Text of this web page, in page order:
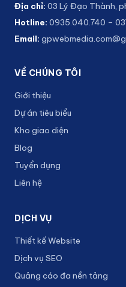
Địa chỉ: 03 Lý Đạo Thành,
Hotline: 0935.040.740 –
Email:
VỀ CHÚNG TÔI
Giới thiệu
Dự án tiêu biểu
Kho giao diện
Blog
Tuyển dụng
Liên hệ
DỊCH VỤ
Thiết kế Website
Dịch vụ SEO
Quảng cáo đa nền tảng